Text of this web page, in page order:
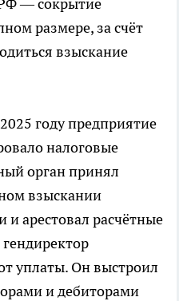
размере, за счёт
взыскание
году предприятие
налоговые
орган принял
взыскании
арестовал расчётные
уплаты. Он выстроил
и дебиторами